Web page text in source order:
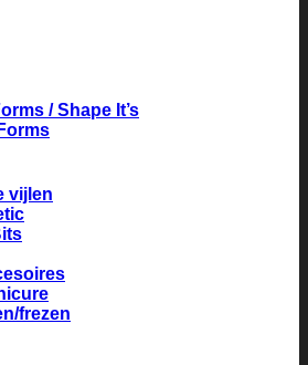
/ Shape It’s
vijlen
frezen